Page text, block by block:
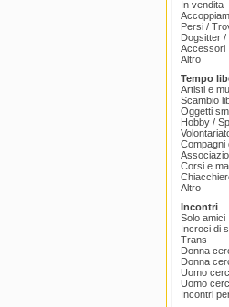
In vendita
Persi /
Dogsitter
Accessori
Altro
Tempo
Artisti e
Scambio
Oggetti
Hobby /
Compagni
Corsi e
Altro
Incontri
Solo amici
Incroci di
Trans
Donna
Donna
Uomo
Uomo
Incontri